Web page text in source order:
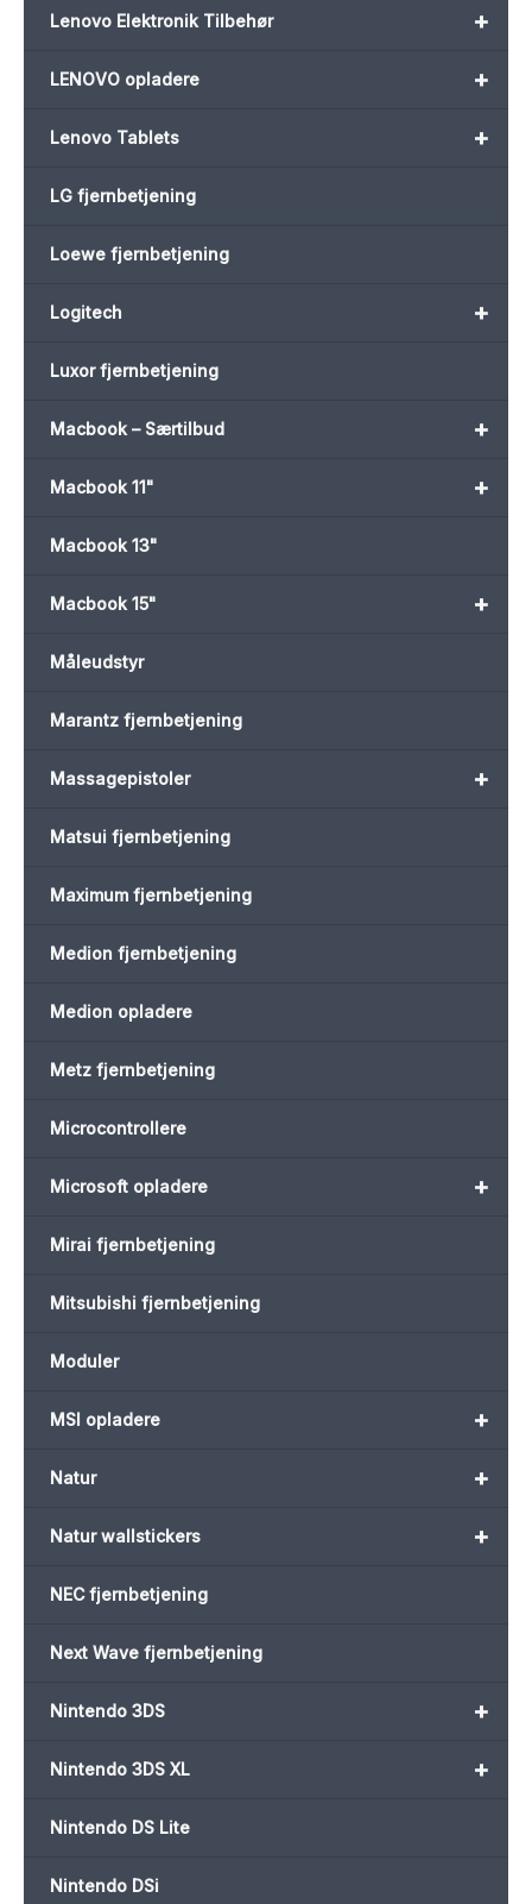
+
Lenovo Elektronik Tilbehør
+
LENOVO opladere
+
Lenovo Tablets
LG fjernbetjening
Loewe fjernbetjening
+
Logitech
Luxor fjernbetjening
+
Macbook – Særtilbud
+
Macbook 11"
Macbook 13"
+
Macbook 15"
Måleudstyr
Marantz fjernbetjening
+
Massagepistoler
Matsui fjernbetjening
Maximum fjernbetjening
Medion fjernbetjening
Medion opladere
Metz fjernbetjening
Microcontrollere
+
Microsoft opladere
Mirai fjernbetjening
Mitsubishi fjernbetjening
Moduler
+
MSI opladere
+
Natur
+
Natur wallstickers
NEC fjernbetjening
Next Wave fjernbetjening
+
Nintendo 3DS
+
Nintendo 3DS XL
Nintendo DS Lite
Nintendo DSi